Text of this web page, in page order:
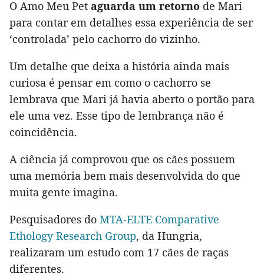
O Amo Meu Pet aguarda um retorno de Mari
para contar em detalhes essa experiência de ser
‘controlada’ pelo cachorro do vizinho.
Um detalhe que deixa a história ainda mais
curiosa é pensar em como o cachorro se
lembrava que Mari já havia aberto o portão para
ele uma vez. Esse tipo de lembrança não é
coincidência.
A ciência já comprovou que os cães possuem
uma memória bem mais desenvolvida do que
muita gente imagina.
Pesquisadores do MTA-ELTE Comparative
Ethology Research Group, da Hungria,
realizaram um estudo com 17 cães de raças
diferentes.